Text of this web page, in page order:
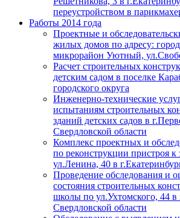
переустройством в
Работы 2014 года
Проектные и
жилых домов по адресу:
микрорайон Уютный,
Расчет строительных
детским садом в поселке
городского округа
Инженерно-технические
испытаниям строительных
зданий детских садов в
Свердловской области
Комплекс проектных и
по реконструкции пристроя
ул.Ленина, 40 в
Проведение обследования и
состояния строительных
школы по ул.Ухтомского, 44 в
Свердловской области